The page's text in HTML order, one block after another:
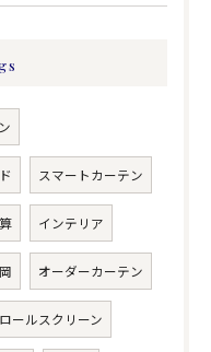
スマートカーテン
インテリア
オーダーカーテン
ールスクリーン